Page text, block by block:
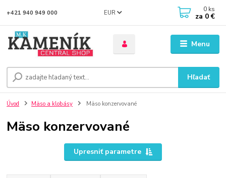
Menu
EUR
Hľadať
+421 940 949 000 0 ks
za 0 €
Úvod Mäso a klobásy Mäso konzervované
Mäso konzervované
Upresniť parametre